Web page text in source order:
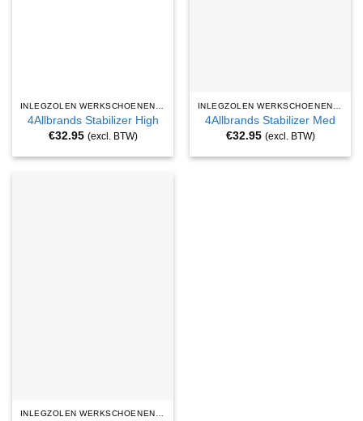
4Allbrands Stabilizer High
€32.95 (excl. BTW)
4Allbrands Stabilizer Med
€32.95 (excl. BTW)